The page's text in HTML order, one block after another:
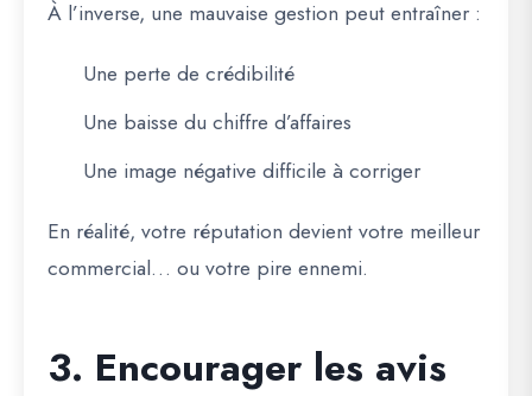
À l’inverse, une mauvaise gestion peut entraîner :
Une perte de crédibilité
Une baisse du chiffre d’affaires
Une image négative difficile à corriger
En réalité, votre réputation devient votre meilleur
commercial… ou votre pire ennemi.
3. Encourager les avis